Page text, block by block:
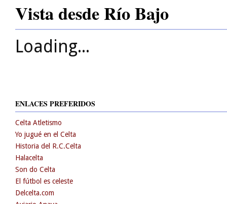
Vista desde Río Bajo
Loading...
ENLACES PREFERIDOS
Celta Atletismo
Yo jugué en el Celta
Historia del R.C.Celta
Halacelta
Son do Celta
El fútbol es celeste
Delcelta.com